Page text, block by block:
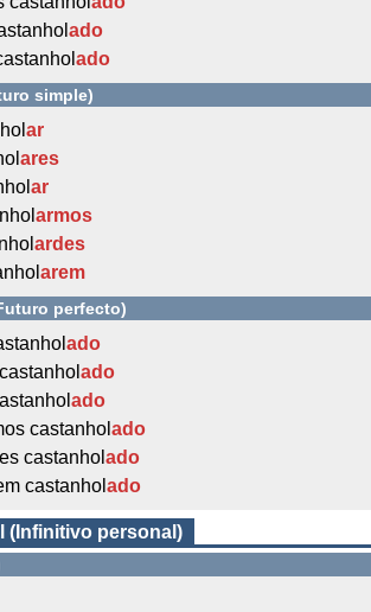
ado
ado
simple)
ar
ares
ar
armos
ardes
arem
perfecto)
ado
ado
ado
castanhol ado
castanhol ado
castanhol ado
(Infinitivo personal)